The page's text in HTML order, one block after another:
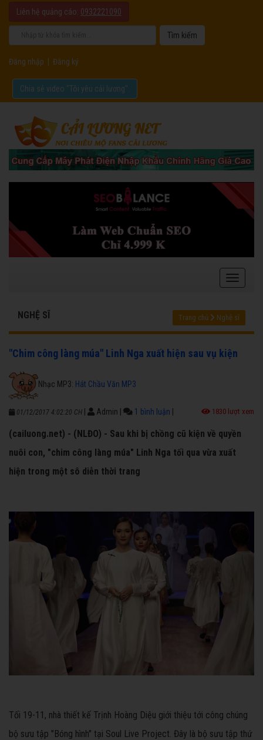
Liên hệ quảng cáo: 0932221090
Đăng nhập Đăng ký
Chia sẻ video "Tôi yêu cải lương".
NGHỆ SĨ Trang chủ Nghệ sĩ
"Chim công làng múa" Linh Nga xuất hiện sau vụ kiện
Nhạc MP3: Hát Chầu Văn MP3
01/12/2017 4:02:20 CH Admin 1 bình luận 1830 lượt xem
(cailuong.net) - (NLĐO) - Sau khi bị chồng cũ kiện về quyền
nuôi con, "chim công làng múa" Linh Nga tối qua vừa xuất
hiện trong một sô diễn thời trang
Tối 19-11, nhà thiết kế Trịnh Hoàng Diệu giới thiệu tới công chúng
bộ sưu tập "Bóng hình" tại Soul Live Project. Đây là bộ sưu tập thứ